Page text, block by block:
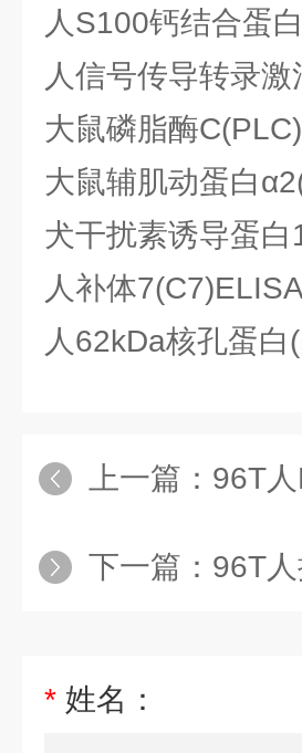
人S100钙结合蛋
人信号传导转录
大鼠磷脂酶
大鼠辅肌动蛋白
犬干扰素诱导蛋
人补体
人62kDa核孔蛋
上一篇： 96T
下一篇： 96T
* 姓名：